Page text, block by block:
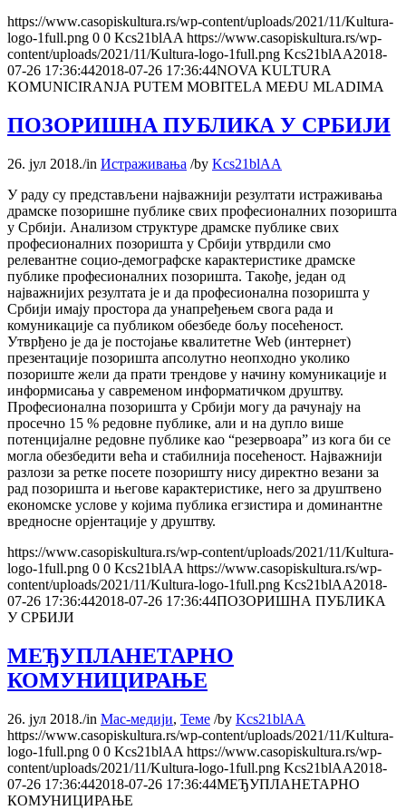
https://www.casopiskultura.rs/wp-content/uploads/2021/11/Kultura-
logo-1full.png 0 0 Kcs21blAA https://www.casopiskultura.rs/wp-
content/uploads/2021/11/Kultura-logo-1full.png Kcs21blAA2018-
07-26 17:36:442018-07-26 17:36:44NOVA KULTURA
KOMUNICIRANJA PUTEM MOBITELA MEĐU MLADIMA
ПОЗОРИШНА ПУБЛИКА У СРБИЈИ
26. јул 2018./in Истраживања /by Kcs21blAA
У раду су представљени најважнији резултати истраживања
драмске позоришне публике свих професионалних позоришта
у Србији. Анализом структуре драмске публике свих
професионалних позоришта у Србији утврдили смо
релевантне социо-демографске карактеристике драмске
публике професионалних позоришта. Такође, један од
најважнијих резултата је и да професионална позоришта у
Србији имају простора да унапређењем свога рада и
комуникације са публиком обезбеде бољу посећеност.
Утврђено је да је постојање квалитетне Web (интернет)
презентације позоришта апсолутно неопходно уколико
позориште жели да прати трендове у начину комуникације и
информисања у савременом информатичком друштву.
Професионална позоришта у Србији могу да рачунају на
просечно 15 % редовне публике, али и на дупло више
потенцијалне редовне публике као “резервоара” из кога би се
могла обезбедити већа и стабилнија посећеност. Најважнији
разлози за ретке посете позоришту нису директно везани за
рад позоришта и његове карактеристике, него за друштвено
економске услове у којима публика егзистира и доминантне
вредносне орјентације у друштву.
https://www.casopiskultura.rs/wp-content/uploads/2021/11/Kultura-
logo-1full.png 0 0 Kcs21blAA https://www.casopiskultura.rs/wp-
content/uploads/2021/11/Kultura-logo-1full.png Kcs21blAA2018-
07-26 17:36:442018-07-26 17:36:44ПОЗОРИШНА ПУБЛИКА
У СРБИЈИ
МЕЂУПЛАНЕТАРНО
КОМУНИЦИРАЊЕ
26. јул 2018./in Мас-медији, Теме /by Kcs21blAA
https://www.casopiskultura.rs/wp-content/uploads/2021/11/Kultura-
logo-1full.png 0 0 Kcs21blAA https://www.casopiskultura.rs/wp-
content/uploads/2021/11/Kultura-logo-1full.png Kcs21blAA2018-
07-26 17:36:442018-07-26 17:36:44МЕЂУПЛАНЕТАРНО
КОМУНИЦИРАЊЕ